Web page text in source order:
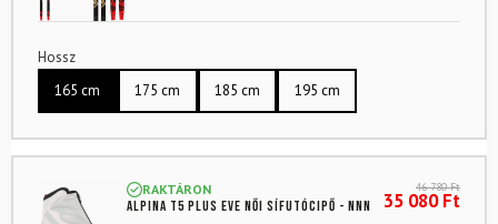
Hossz
165 cm
175 cm 185 cm 195 cm
RAKTÁRON
ALPINA T5 Plus Eve női sífutócipő - NNN
46 780Ft
35 080Ft